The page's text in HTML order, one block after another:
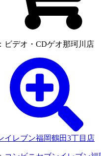
ビデオ・CDゲオ那珂川店